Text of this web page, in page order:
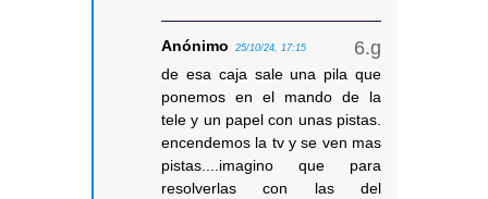
Anónimo 25/10/24, 17:15
de esa caja sale una pila que
ponemos en el mando de la
tele y un papel con unas pistas.
encendemos la tv y se ven mas
pistas....imagino que para
resolverlas con las del